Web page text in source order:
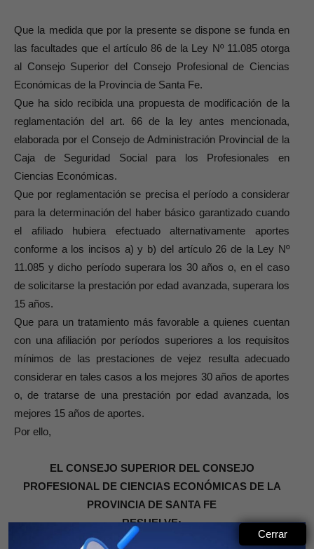
Que la medida que por la presente se dispone se funda en
las facultades que el artículo 86 de la Ley Nº 11.085 otorga
al Consejo Superior del Consejo Profesional de Ciencias
Económicas de la Provincia de Santa Fe.
Que ha sido recibida una propuesta de modificación de la
reglamentación del art. 66 de la ley antes mencionada,
elaborada por el Consejo de Administración Provincial de la
Caja de Seguridad Social para los Profesionales en
Ciencias Económicas.
Que por reglamentación se precisa el período a considerar
para la determinación del haber básico garantizado cuando
el afiliado hubiera efectuado alternativamente aportes
conforme a los incisos a) y b) del artículo 26 de la Ley Nº
11.085 y dicho período superara los 30 años o, en el caso
de solicitarse la prestación por edad avanzada, superara los
15 años.
Que para un tratamiento más favorable a quienes cuentan
con una afiliación por períodos superiores a los requisitos
mínimos de las prestaciones de vejez resulta adecuado
considerar en tales casos a los mejores 30 años de aportes
o, de tratarse de una prestación por edad avanzada, los
mejores 15 años de aportes.
Por ello,
EL CONSEJO SUPERIOR DEL CONSEJO
PROFESIONAL DE CIENCIAS ECONÓMICAS DE LA
PROVINCIA DE SANTA FE
RESUELVE:
Cerrar